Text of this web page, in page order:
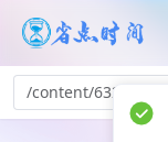
/content/632